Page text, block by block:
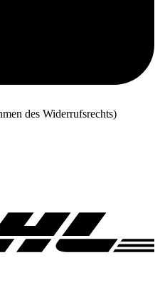
des Widerrufsrechts)